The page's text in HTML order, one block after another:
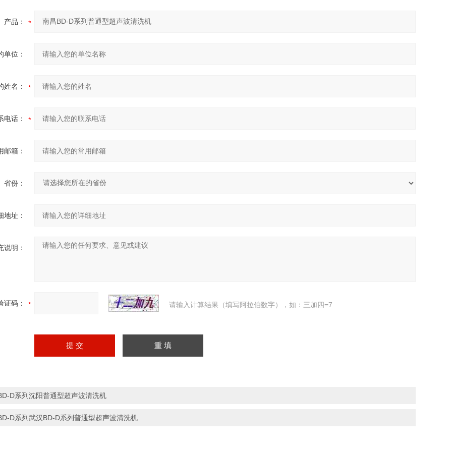
产品：
单位：
姓名：
电话：
邮箱：
省份：
地址：
说明：
证码： 请输入计算结果（填写阿拉伯数字），如：三加四=7
D系列沈阳普通型超声波清洗机
D系列武汉BD-D系列普通型超声波清洗机